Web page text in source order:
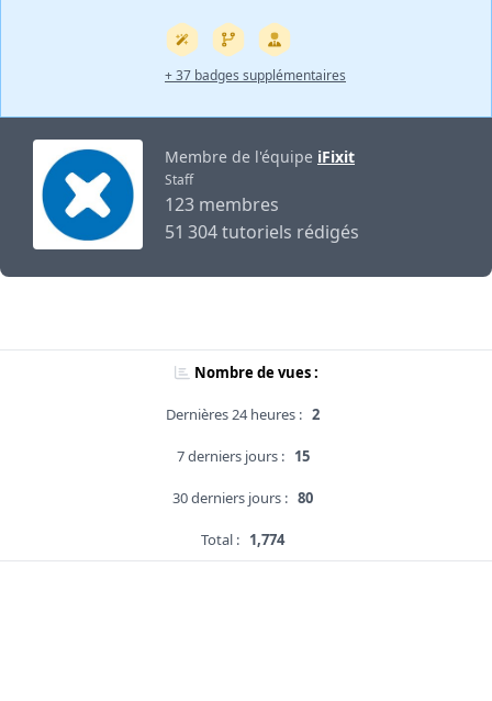
+ 37 badges supplémentaires
Membre de l'équipe iFixit
Staff
123 membres
51 304 tutoriels rédigés
Nombre de vues :
Dernières 24 heures : 2
7 derniers jours : 15
30 derniers jours : 80
Total : 1,774